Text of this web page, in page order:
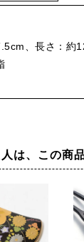
、長さ：約
は、この商